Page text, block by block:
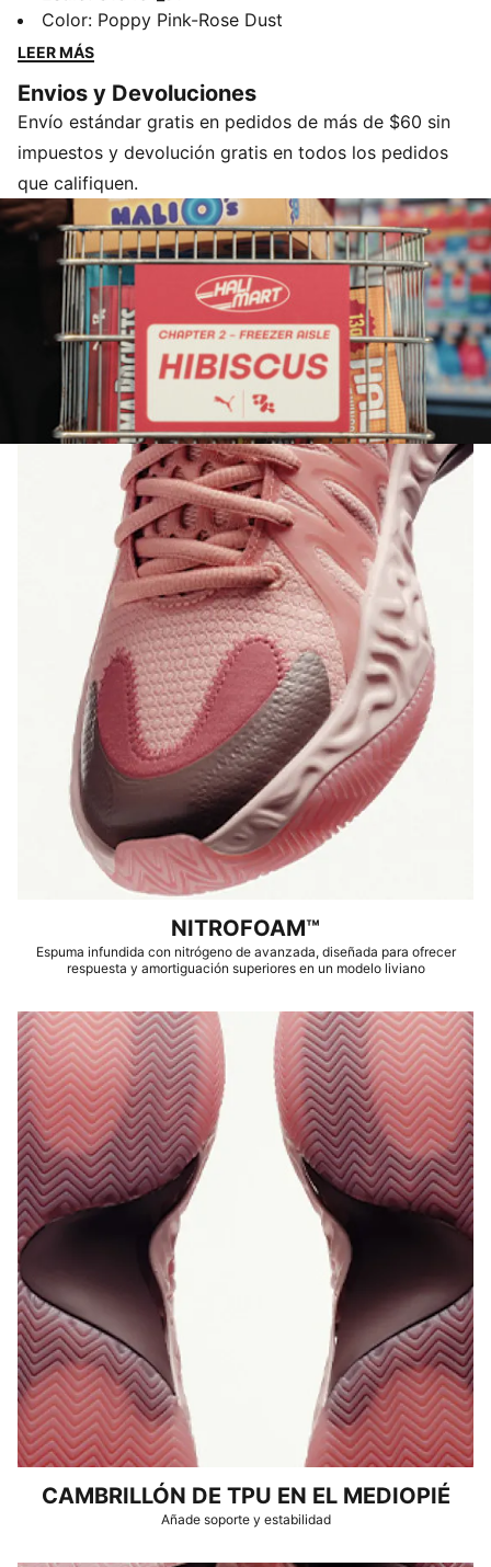
Bembury. Confeccionadas en un llamativo color rosa
hibisco, el toque único de Salehe introduce una
rendimiento de élite se unen en una parte superior
suave y dinámica sobre una mediasuela NITROFOAM™
de longitud completa.
CARACTERÍSTICAS Y BENEFICIOS
NITROFOAM™: Espuma avanzada con infusión de
nitrógeno diseñada para brindar una capacidad de
respuesta y amortiguación superiores en un diseño
ligero.
REFUERZO DE TPU EN EL MEDIO PIE: Aporta soporte
y estabilidad.
PUMAGRIP: Patrón de la suela de alta resistencia a la
abrasión para mayor tracción, con un compuesto de
goma antideslizante.
DETALLES
Ancho: Regular
Tipo de puntera: Redondeada
Cierre: Cordones
Tipo de talón: Plano
Detalles de la marca PUMA
Color: Poppy Pink-Rose Dust
LEER MÁS
Envios y Devoluciones
Envío estándar gratis en pedidos de más de $60 sin
impuestos y devolución gratis en todos los pedidos
que califiquen.
NITROFOAM™
Espuma infundida con nitrógeno de avanzada, diseñada para ofrecer
respuesta y amortiguación superiores en un modelo liviano
CAMBRILLÓN DE TPU EN EL MEDIOPIÉ
Añade soporte y estabilidad